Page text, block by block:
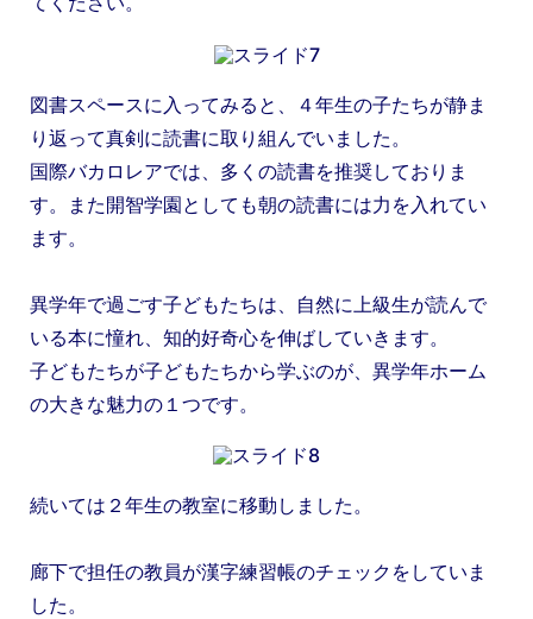
図書スペースに入ってみると、４年生の子たちが静ま
り返って真剣に読書に取り組んでいました。
国際バカロレアでは、多くの読書を推奨しておりま
す。また開智学園としても朝の読書には力を入れてい
ます。
異学年で過ごす子どもたちは、自然に上級生が読んで
いる本に憧れ、知的好奇心を伸ばしていきます。
子どもたちが子どもたちから学ぶのが、異学年ホーム
の大きな魅力の１つです。
続いては２年生の教室に移動しました。
廊下で担任の教員が漢字練習帳のチェックをしていま
した。